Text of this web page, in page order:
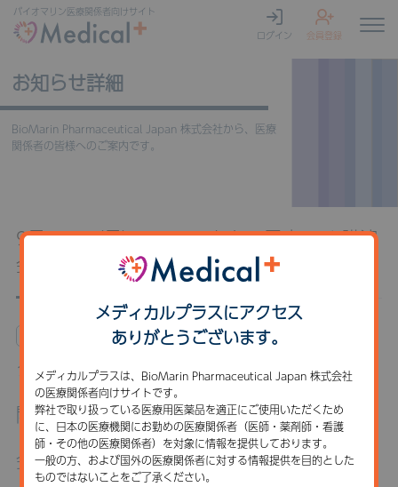
バイオマリン医療関係者向けサイト
ログイン
会員登録
お知らせ詳細
BioMarin Pharmaceutical Japan 株式会社から、医療
関係者の皆様へのご案内です。
9月25日（月）フェニルケトン尿症Web講演
会のご案内
セミナー・講演会
タイトル
開催日時
会場
メディカルプラスにアクセス
ありがとうございます。
メディカルプラスは、BioMarin Pharmaceutical Japan 株式会社
の医療関係者向けサイトです。
弊社で取り扱っている医療用医薬品を適正にご使用いただくため
に、日本の医療機関にお勤めの医療関係者（医師・薬剤師・看護
師・その他の医療関係者）を対象に情報を提供しております。
一般の方、および国外の医療関係者に対する情報提供を目的とした
ものではないことをご了承ください。